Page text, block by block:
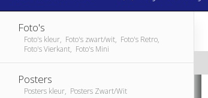
Foto's
Foto's kleur, Foto's zwart/wit, Foto's Retro,
Foto's Vierkant, Foto's Mini
Posters
Posters kleur, Posters Zwart/Wit